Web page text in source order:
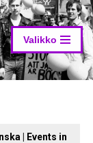
Valikko
Events in